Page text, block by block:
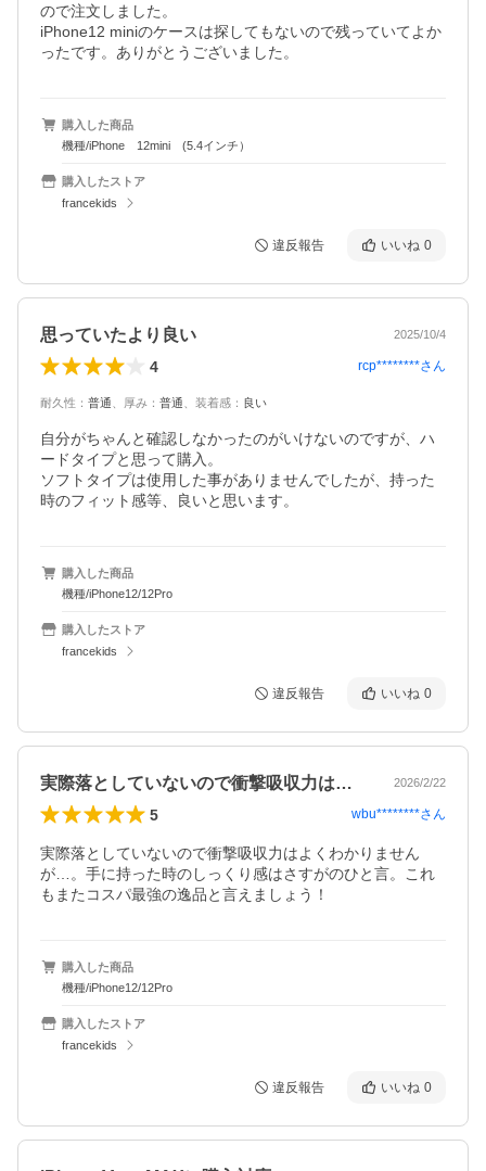
ので注文しました。
iPhone12 miniのケースは探してもないので残っていてよか
ったです。ありがとうございました。
購入した商品
機種/iPhone 12mini (5.4インチ）
購入したストア
francekids
違反報告 いいね 0
思っていたより良い 2025/10/4
4 rcp********さん
耐久性 ： 普通 厚み ： 普通 装着感 ： 良い
自分がちゃんと確認しなかったのがいけないのですが、ハ
ードタイプと思って購入。
ソフトタイプは使用した事がありませんでしたが、持った
購入した商品
機種/iPhone12/12Pro
購入したストア
francekids
違反報告 いいね 0
実際落としていないので衝撃吸収力はよく… 2026/2/22
5 wbu********さん
実際落としていないので衝撃吸収力はよくわかりません
が…。手に持った時のしっくり感はさすがのひと言。これ
もまたコスパ最強の逸品と言えましょう！
購入した商品
機種/iPhone12/12Pro
購入したストア
francekids
違反報告 いいね 0